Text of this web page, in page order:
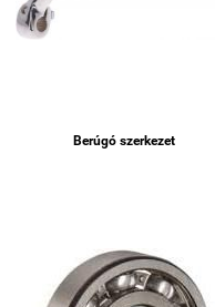
Berúgó szerkezet